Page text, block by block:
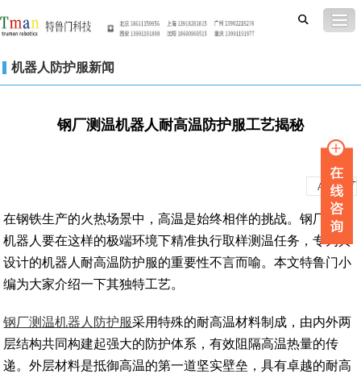
机器人防护服新闻
钢厂测温机器人耐高温防护服工艺揭秘
A A +
在钢铁生产的火热场景中，高温是始终相伴的挑战。钢厂测温
机器人要在这样的极端环境下精准执行取样测温任务，专为其
设计的机器人耐高温防护服的重要性不言而喻。本文特鲁门小
编为大家介绍一下其独特工艺。
钢厂测温机器人防护服采用特殊的耐高温材料制成，由内外两
层结构共同构建起强大的防护体系，有效阻隔高温热量的传
递。外层材料是抵御高温的第一道坚实壁垒，具有卓越的耐高